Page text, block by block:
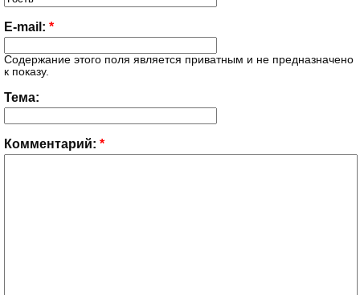
E-mail: *
Содержание этого поля является приватным и не предназначено
к показу.
Тема:
Комментарий: *